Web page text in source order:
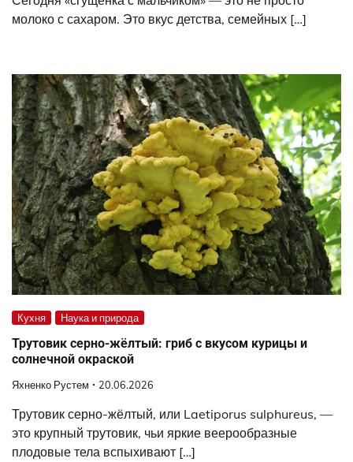
молоко с сахаром. Это вкус детства, семейных […]
Кухня Наука и природа
Трутовик серно-жёлтый: гриб с вкусом курицы и
солнечной окраской
Яхненко Рустем 20.06.2026
Трутовик серно-жёлтый, или Laetiporus sulphureus, —
это крупный трутовик, чьи яркие веерообразные
плодовые тела вспыхивают […]